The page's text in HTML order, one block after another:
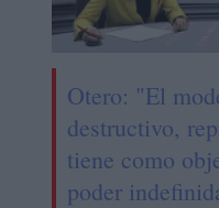
Otero: "El
destructivo,
tiene como
poder